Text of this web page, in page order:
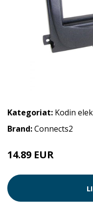
Kategoriat: Kodin
Brand:Connects2
14.89 EUR